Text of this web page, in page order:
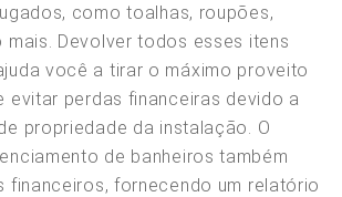
como toalhas, roupões,
mais. Devolver todos esses itens
você a tirar o máximo proveito
evitar perdas financeiras devido a
propriedade da instalação. O
de banheiros também
financeiros, fornecendo um relatório